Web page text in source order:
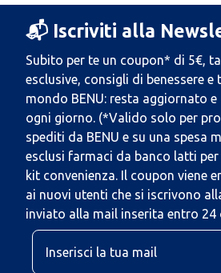
📬 Iscriviti alla
Subito per te un coupon* di 5€,
esclusive, consigli di benessere
mondo BENU: resta aggiornato
ogni giorno. (*Valido solo per
spediti da BENU e su una spesa
esclusi farmaci da banco latti
kit convenienza. Il coupon viene
ai nuovi utenti che si iscrivono
inviato alla mail inserita entro 24